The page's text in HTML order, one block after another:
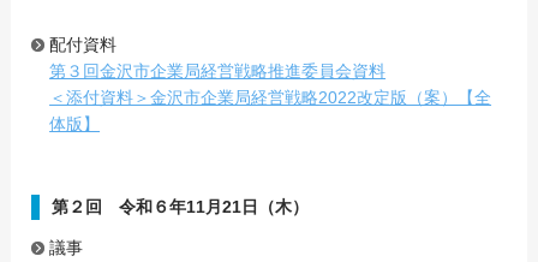
配付資料
第３回金沢市企業局経営戦略推進委員会資料
＜添付資料＞金沢市企業局経営戦略2022改定版（案）【全
体版】
第２回 令和６年11月21日（木）
議事